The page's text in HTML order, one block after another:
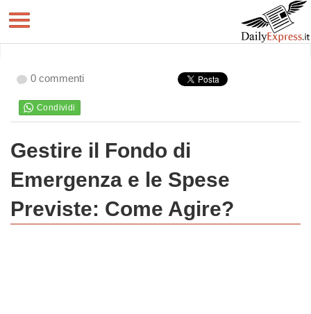
0 commenti
Gestire il Fondo di
Emergenza e le Spese
Previste: Come Agire?